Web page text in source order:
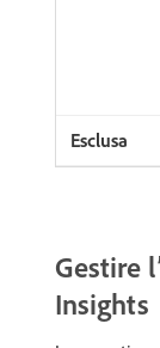
Gestire
Insights